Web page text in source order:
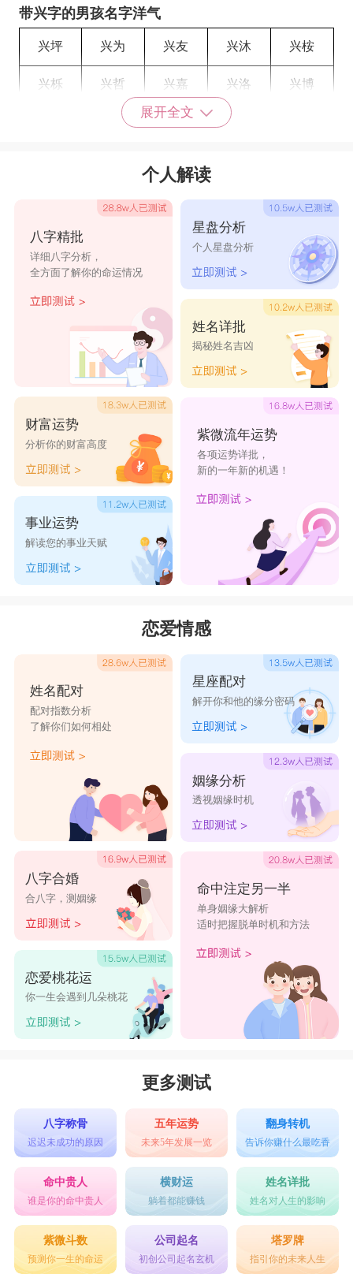
带兴字的男孩名字洋气
兴坪 兴为 兴友 兴沐 兴桉
兴栎 兴哲 兴嘉 兴洛 兴博
兴标 兴启 兴志
兴忆 召兴 兴丰 淼兴
劲兴 嵘兴 震兴
兴超 兴登 兴岗 兴旗
中兴 子兴 阜兴
举兴 前兴 帧兴 早兴
展开全文
个人解读
八字精批
详细八字分析，
全方面了解你的命运情况
财富运势
分析你的财富高度
事业运势
解读您的事业天赋
星盘分析
个人星盘分析
姓名详批
揭秘姓名吉凶
紫微流年运势
各项运势详批，
新的一年新的机遇！
恋爱情感
姓名配对
配对指数分析
了解你们如何相处
八字合婚
合八字，测姻缘
恋爱桃花运
你一生会遇到几朵桃花
星座配对
解开你和他的缘分密码
姻缘分析
透视姻缘时机
命中注定另一半
单身姻缘大解析
适时把握脱单时机和方法
更多测试
八字称骨
迟迟未成功的原因
五年运势
未来5年发展一览
翻身转机
告诉你赚什么最吃香
命中贵人
谁是你的命中贵人
横财运
躺着都能赚钱
姓名详批
姓名对人生的影响
紫微斗数
预测你一生的命运
公司起名
初创公司起名玄机
塔罗牌
指引你的未来人生